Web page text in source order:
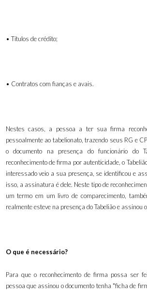
• Títulos de crédito;
• Contratos com fianças e avais.
Nestes casos, a pessoa a ter sua firma
pessoalmente ao tabelionato, trazendo seus RG e
o documento na presença do funcionário do
reconhecimento de firma por autenticidade, o
interessado veio a sua presença, se identificou e
isso, a assinatura é dele. Neste tipo de
um termo em um livro de comparecimento,
realmente esteve na presença do Tabelião e assinou
O que é necessário?
Para que o reconhecimento de firma possa ser
pessoa que assinou o documento tenha "ficha de